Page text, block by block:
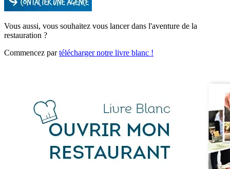
Vous aussi, vous souhaitez vous lancer dans l'aventure de la
restauration ?
Commencez partélécharger notre livre blanc !